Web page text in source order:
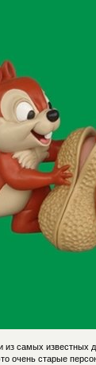
из самых известных
очень старые